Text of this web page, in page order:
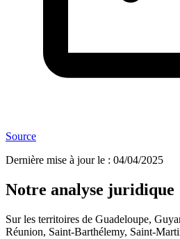
Source
Dernière mise à jour le : 04/04/2025
Notre analyse juridique
Sur les territoires de Guadeloupe,
Réunion, Saint-Barthélemy, Saint-